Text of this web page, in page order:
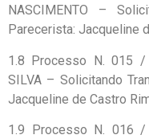
NASCIMENTO –
Parecerista: Jacqueline
1.8 Processo N. 015 /
SILVA – Solicitando
Jacqueline de Castro
1.9 Processo N. 016 /